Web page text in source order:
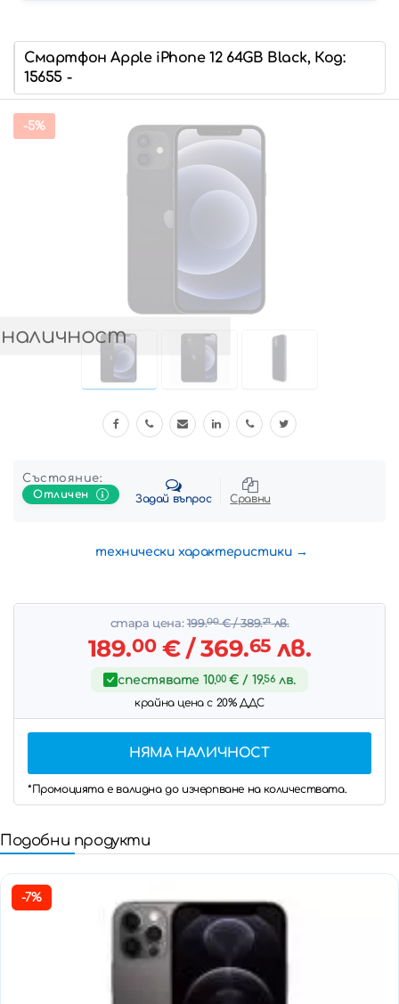
Смартфон Apple iPhone 12 64GB Black, Код:
15655 -
-5%
Състояние:
Отличен
Задай въпрос Сравни
технически характеристики
стара цена:199.00€/ 389.21лв.
189.00€/ 369.65лв.
спестявате 10.00€ / 19.56 лв.
крайна цена с 20% ДДС
НЯМА НАЛИЧНОСТ
*Промоцията е валидна до изчерпване на количествата.
Подобни продукти
-7%